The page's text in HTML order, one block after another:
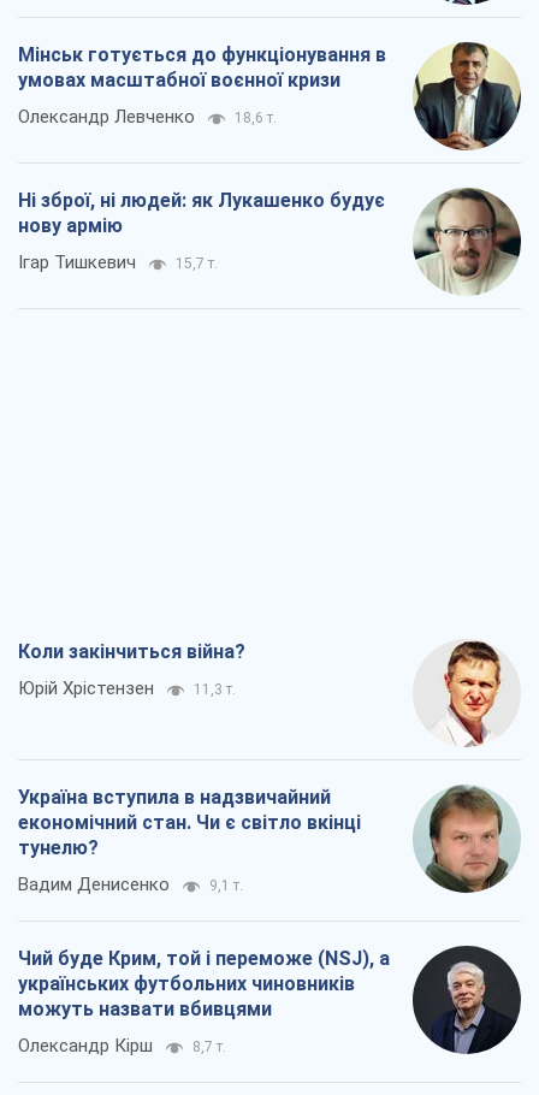
Мінськ готується до функціонування в
умовах масштабної воєнної кризи
Олександр Левченко 18,6 т.
Ні зброї, ні людей: як Лукашенко будує
нову армію
Ігар Тишкевич 15,7 т.
Коли закінчиться війна?
Юрій Хрістензен 11,3 т.
Україна вступила в надзвичайний
економічний стан. Чи є світло вкінці
тунелю?
Вадим Денисенко 9,1 т.
Чий буде Крим, той і переможе (NSJ), а
українських футбольних чиновників
можуть назвати вбивцями
Олександр Кірш 8,7 т.